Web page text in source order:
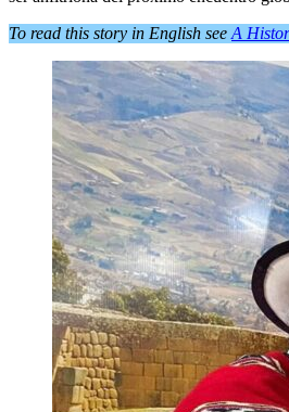
To read this story in English see A